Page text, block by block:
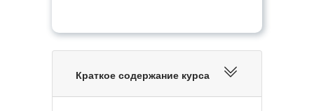
Краткое содержание курса